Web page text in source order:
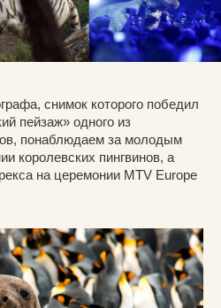
снимок которого победил
пейзаж» одного из
понаблюдаем за молодым
королевских пингвинов, а
на церемонии MTV Europe